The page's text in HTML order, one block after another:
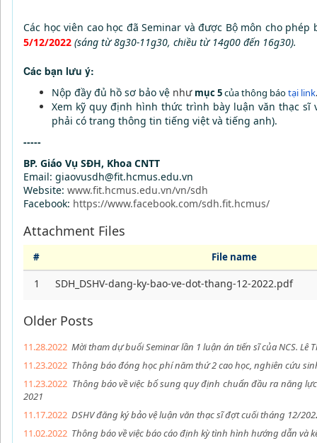
Các học viên cao học đã Seminar và được Bộ môn cho
5/12/2022 (sáng từ 8g30-11g30, chiều từ 14g00 đến 16g30).
Các bạn lưu ý:
Nộp đầy đủ hồ sơ bảo vệ như mục 5của thông báotại link.
Xem kỹ quy định hình thức trình bày luận văn thạc
phải có trang thông tin tiếng việt và tiếng anh).
-----
BP. Giáo Vụ SĐH, Khoa CNTT
Email: giaovusdh@fit.hcmus.edu.vn
Website: www.fit.hcmus.edu.vn/vn/sdh
Facebook: https://www.facebook.com/sdh.fit.hcmus/
Attachment Files
# File name
1 SDH_DSHV-dang-ky-bao-ve-dot-thang-12-2022.pdf
Older Posts
11.28.2022 Mời tham dự buổi Seminar lần 1 luận án tiến sĩ của NCS. Lê
11.23.2022 Thông báo đóng học phí năm thứ 2 cao học, nghiên cứu
11.23.2022 Thông báo về việc bổ sung quy định chuẩn đầu ra năng
2021
11.17.2022 DSHV đăng ký bảo vệ luận văn thạc sĩ đợt cuối tháng 12/
11.02.2022 Thông báo về việc báo cáo định kỳ tình hình hướng dẫn và